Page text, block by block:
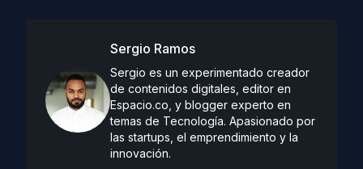
Sergio Ramos
Sergio es un experimentado creador
de contenidos digitales, editor en
Espacio.co, y blogger experto en
temas de Tecnología. Apasionado por
las startups, el emprendimiento y la
innovación.